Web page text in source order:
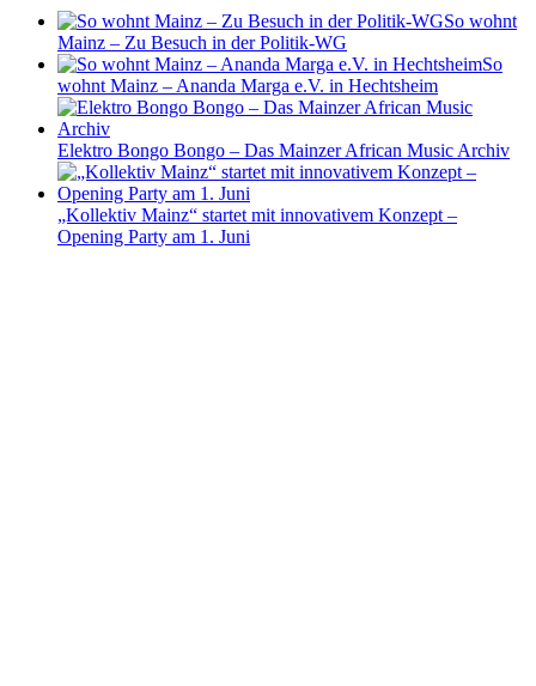
So wohnt
Mainz – Zu Besuch in der Politik-WG
So
wohnt Mainz – Ananda Marga e.V. in Hechtsheim
Elektro Bongo Bongo – Das Mainzer African Music Archiv
„Kollektiv Mainz“ startet mit innovativem Konzept –
Opening Party am 1. Juni